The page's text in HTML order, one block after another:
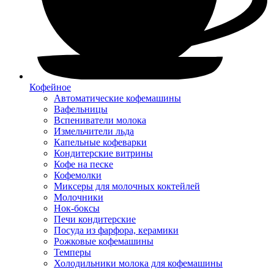
Кофейное
Автоматические кофемашины
Вафельницы
Вспениватели молока
Измельчители льда
Капельные кофеварки
Кондитерские витрины
Кофе на песке
Кофемолки
Миксеры для молочных коктейлей
Молочники
Нок-боксы
Печи кондитерские
Посуда из фарфора, керамики
Рожковые кофемашины
Темперы
Холодильники молока для кофемашины